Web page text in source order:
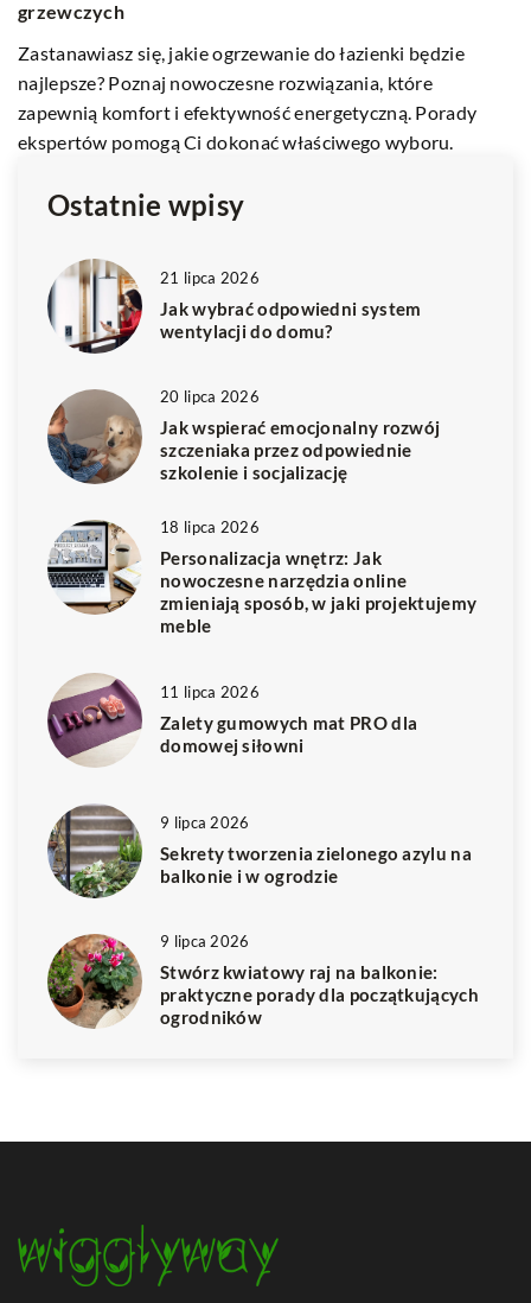
Odkryj, jak elastyczne biura wspierają rozwój firm, oferując
oszczędności, zwiększoną produktywność i lepsze
dostosowanie do potrzeb pracowników.
Ostatnie wpisy
21 lipca 2026
Jak wybrać odpowiedni system
wentylacji do domu?
20 lipca 2026
Jak wspierać emocjonalny rozwój
szczeniaka przez odpowiednie
szkolenie i socjalizację
18 lipca 2026
Personalizacja wnętrz: Jak
nowoczesne narzędzia online
zmieniają sposób, w jaki projektujemy
meble
11 lipca 2026
Zalety gumowych mat PRO dla
domowej siłowni
9 lipca 2026
Sekrety tworzenia zielonego azylu na
balkonie i w ogrodzie
9 lipca 2026
Stwórz kwiatowy raj na balkonie:
praktyczne porady dla początkujących
ogrodników